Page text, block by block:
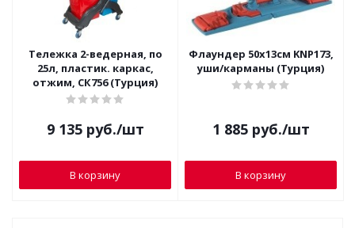
Тележка 2-ведерная, по
25л, пластик. каркас,
отжим, СК756 (Турция)
9 135руб./шт
В корзину
Флаундер 50х13см KNP173,
уши/карманы (Турция)
1 885руб./шт
В корзину